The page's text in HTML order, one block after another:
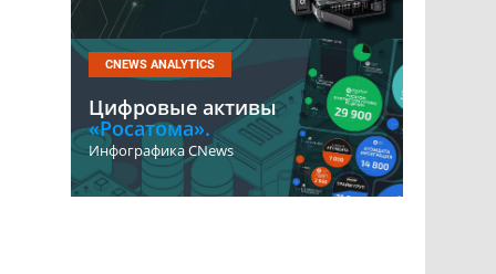
CNEWS ANALYTICS
Цифровые активы
«Росатома».
Инфографика CNews